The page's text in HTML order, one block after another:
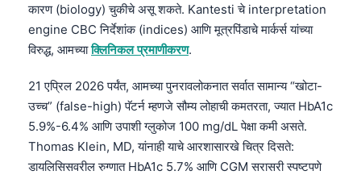
कारण (biology) चुकीचे असू शकते. Kantesti चे interpretation
engine CBC निर्देशांक (indices) आणि मूत्रपिंडाचे मार्कर्स यांच्या
विरुद्ध, आमच्याक्लिनिकल प्रमाणीकरण.
21 एप्रिल 2026 पर्यंत, आमच्या पुनरावलोकनात सर्वात सामान्य “खोटा-
उच्च” (false-high) पॅटर्न म्हणजे सौम्य लोहाची कमतरता, ज्यात HbA1c
5.9%-6.4% आणि उपाशी ग्लुकोज 100 mg/dL पेक्षा कमी असते.
Thomas Klein, MD, यांनाही याचे आरशासारखे चित्र दिसते:
डायलिसिसवरील रुग्णात HbA1c 5.7% आणि CGM सरासरी स्पष्टपणे